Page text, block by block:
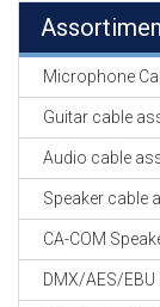
Microphone
Guitar cable
Audio cable
Speaker cable
CA-COM
DMX/AES/